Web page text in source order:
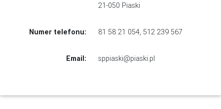
21-050 Piaski
Numer telefonu: 81 58 21 054, 512 239 567
Email: sppiaski@piaski.pl